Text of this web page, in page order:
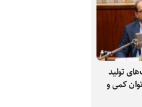
تولید
کمی و